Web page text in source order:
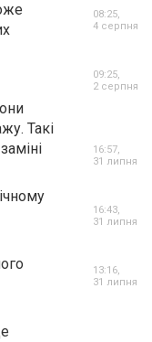
Такі
08:25,
4 серпня
09:25,
2 серпня
16:57,
31 липня
16:43,
31 липня
13:16,
31 липня